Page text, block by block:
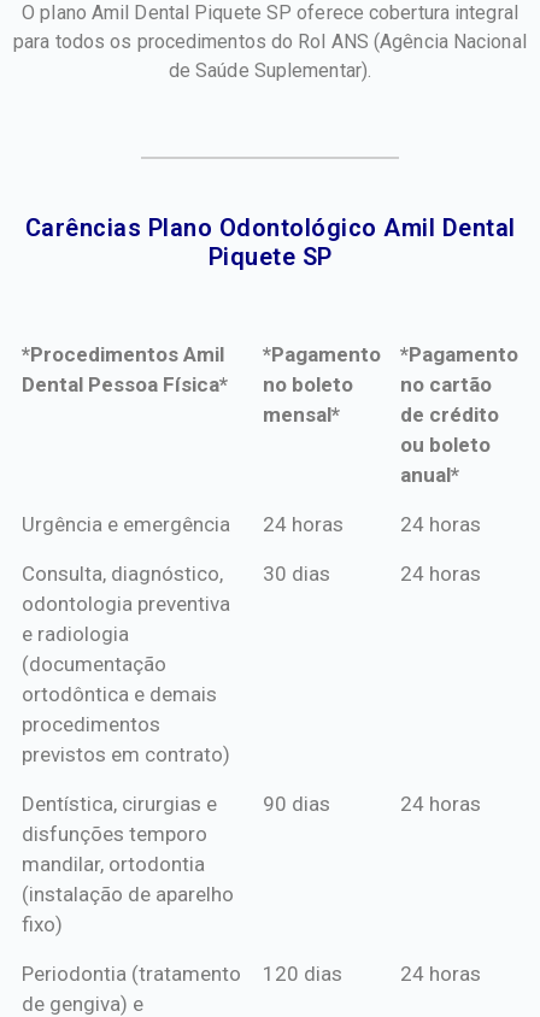
O plano Amil Dental Piquete SP oferece cobertura integral
para todos os procedimentos do Rol ANS(Agência Nacional
de Saúde Suplementar).
Carências Plano Odontológico Amil Dental
Piquete SP​
*Procedimentos Amil
Dental Pessoa Física*
*Pagamento
no boleto
mensal*
*Pagamento
no cartão
de crédito
ou boleto
anual*
*Procedimentos Amil
*Pagamento
mensal*
*Pagamento
de crédito
Urgência e emergência 24 horas 24 horas
Consulta, diagnóstico,
odontologia preventiva
e radiologia
(documentação
ortodôntica e demais
procedimentos
previstos em contrato)
30 dias 24 horas
Dentística, cirurgias e
disfunções temporo
mandilar, ortodontia
(instalação de aparelho
fixo)
90 dias 24 horas
Periodontia (tratamento
de gengiva) e
120 dias 24 horas